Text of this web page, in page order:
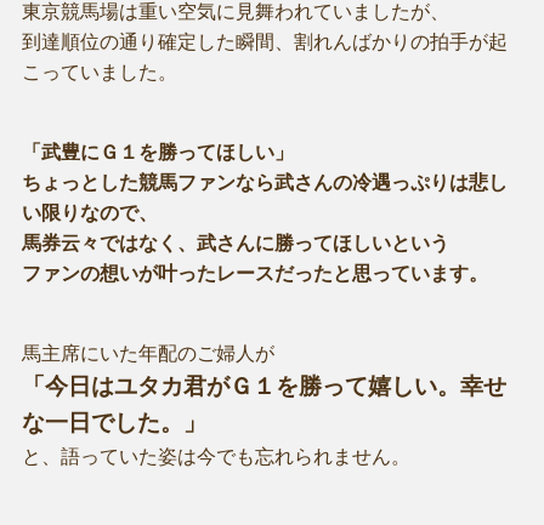
東京競馬場は重い空気に見舞われていましたが、
到達順位の通り確定した瞬間、割れんばかりの拍手が起
こっていました。
「武豊にＧ１を勝ってほしい」
ちょっとした競馬ファンなら武さんの冷遇っぷりは悲し
い限りなので、
馬券云々ではなく、武さんに勝ってほしいという
ファンの想いが叶ったレースだったと思っています。
馬主席にいた年配のご婦人が
「今日はユタカ君がＧ１を勝って嬉しい。幸せ
な一日でした。」
と、語っていた姿は今でも忘れられません。